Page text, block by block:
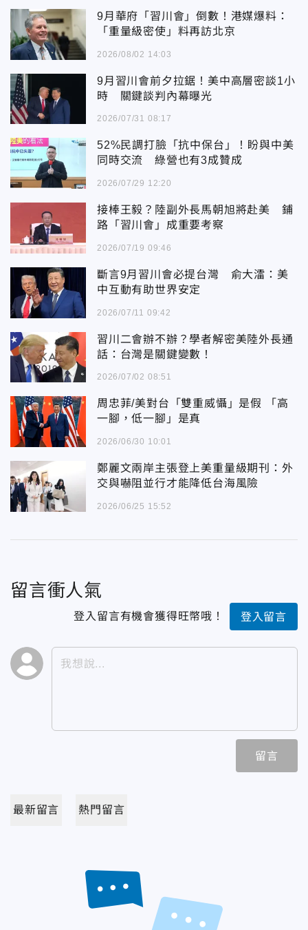
9月華府「習川會」倒數！港媒爆料：
「重量級密使」料再訪北京
2026/08/02 14:03
9月習川會前夕拉鋸！美中高層密談1小
時 關鍵談判內幕曝光
2026/07/31 08:17
52%民調打臉「抗中保台」！盼與中美
同時交流 綠營也有3成贊成
2026/07/29 12:20
接棒王毅？陸副外長馬朝旭將赴美 鋪
路「習川會」成重要考察
2026/07/19 09:46
斷言9月習川會必提台灣 俞大㵢：美
中互動有助世界安定
2026/07/11 09:42
習川二會辦不辦？學者解密美陸外長通
話：台灣是關鍵變數！
2026/07/02 08:51
周忠菲/美對台「雙重威懾」是假 「高
一腳，低一腳」是真
2026/06/30 10:01
鄭麗文兩岸主張登上美重量級期刊：外
交與嚇阻並行才能降低台海風險
2026/06/25 15:52
留言衝人氣
登入留言有機會獲得旺幣哦！ 登入留言
留言
最新留言 熱門留言